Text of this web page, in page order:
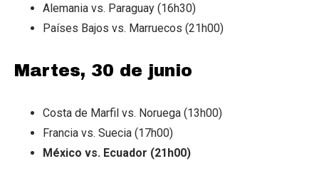
Alemania vs. Paraguay (16h30)
Países Bajos vs. Marruecos (21h00)
Martes, 30 de junio
Costa de Marfil vs. Noruega (13h00)
Francia vs. Suecia (17h00)
México vs. Ecuador (21h00)